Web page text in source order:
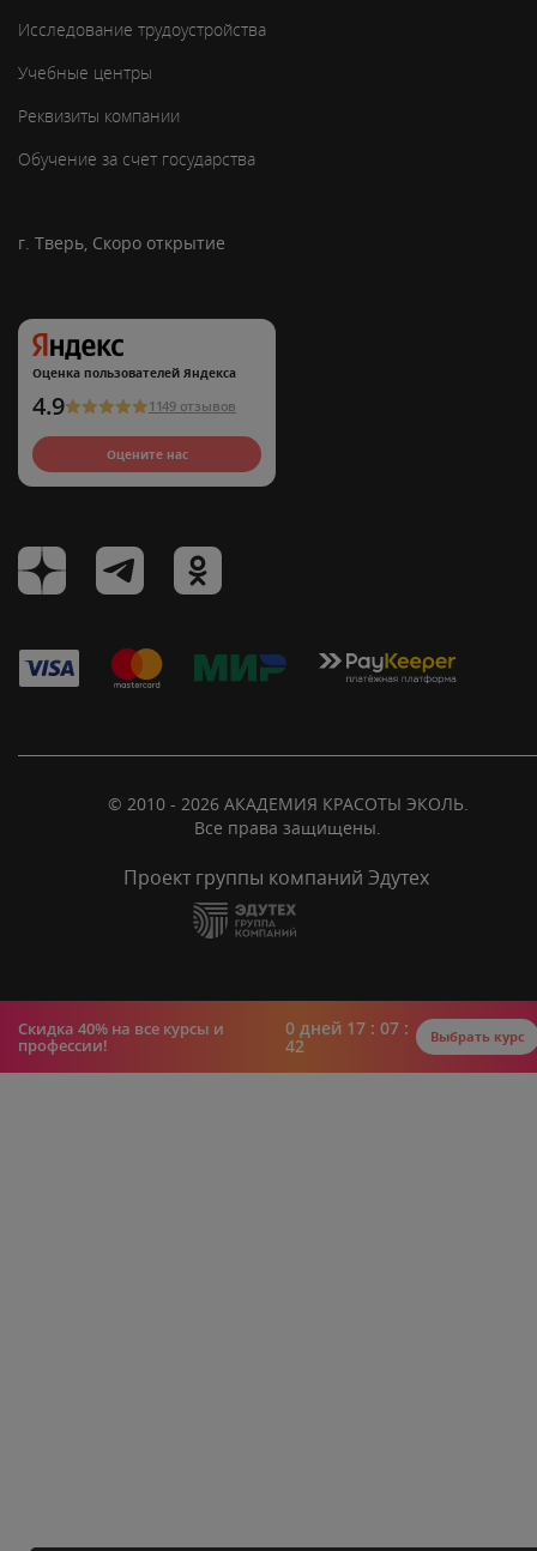
Исследование трудоустройства
Учебные центры
Реквизиты компании
Обучение за счет государства
г. Тверь, Скоро открытие
Оценка пользователей Яндекса
4.9 1149 отзывов
Оцените нас
© 2010 - 2026 АКАДЕМИЯ КРАСОТЫ ЭКОЛЬ.
Все права защищены.
Проект группы компаний Эдутех
Скидка 40% на все курсы и
профессии!
0 дней 17 : 07 :
41 Выбрать курс